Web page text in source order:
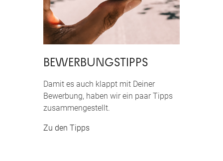
BEWERBUNGSTIPPS
Damit es auch klappt mit Deiner
Bewerbung, haben wir ein paar Tipps
zusammengestellt.
Zu den Tipps